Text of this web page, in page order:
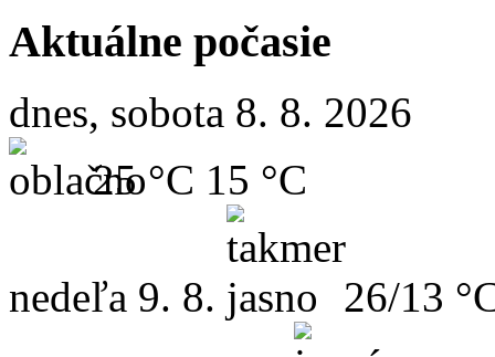
Aktuálne počasie
dnes, sobota 8. 8. 2026
25 °C 15 °C
nedeľa 9. 8. 26/13